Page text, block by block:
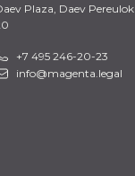
Plaza, Daev Pereulok
+7 495 246-20-23
info@magenta.legal